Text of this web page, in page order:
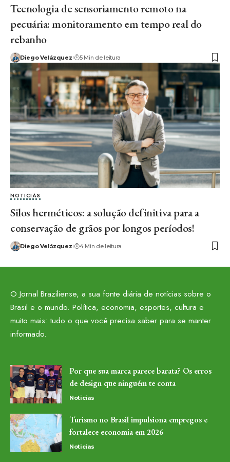
Tecnologia de sensoriamento remoto na
pecuária: monitoramento em tempo real do
rebanho
Diego Velázquez 5 Min de leitura
NOTICIAS
Silos herméticos: a solução definitiva para a
conservação de grãos por longos períodos!
Diego Velázquez 4 Min de leitura
O Jornal Braziliense, a sua fonte diária de notícias sobre o
Brasil e o mundo. Política, economia, esportes, cultura e
muito mais: tudo o que você precisa saber para se manter
informado.
Por que sua marca parece barata? Os erros
de design que ninguém te conta
Noticias
Turismo no Brasil impulsiona empregos e
fortalece economia em 2026
Noticias